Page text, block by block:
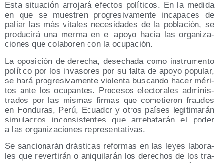
Esta situa­ción arro­ja­rá efec­tos polí­ti­cos. En la medi­da
en que se mues­tren pro­gre­si­va­men­te inca­pa­ces de
paliar las más vita­les nece­si­da­des de la pobla­ción, se
pro­du­ci­rá una mer­ma en el apo­yo hacia las orga­ni­za­
cio­nes que cola­bo­ren con la ocupación.
La opo­si­ción de dere­cha, dese­cha­da como ins­tru­men­to
polí­ti­co por los inva­so­res por su fal­ta de apo­yo popu­lar,
se hará pro­gre­si­va­men­te vio­len­ta bus­can­do hacer méri­
tos ante los ocu­pan­tes. Pro­ce­sos elec­to­ra­les admi­nis­
tra­dos por las mis­mas fir­mas que come­tie­ron frau­des
en Hon­du­ras, Perú, Ecua­dor y otros paí­ses legi­ti­ma­rán
simu­la­cros incon­sis­ten­tes que arre­ba­ta­rán el poder
a las orga­ni­za­cio­nes representativas.
Se san­cio­na­rán drás­ti­cas refor­mas en las leyes labo­ra­
les que rever­ti­rán o ani­qui­la­rán los dere­chos de los tra­